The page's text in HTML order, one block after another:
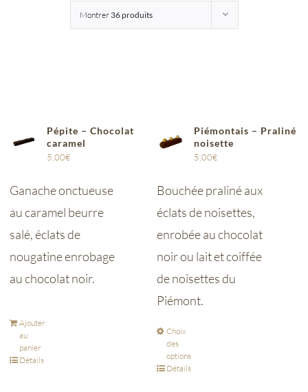
Montrer 36 produits
Pépite – Chocolat
caramel
5,00€
Ganache onctueuse
au caramel beurre
salé, éclats de
nougatine enrobage
au chocolat noir.
Ajouter
au
panier
Détails
Piémontais – Praliné
noisette
5,00€
Bouchée praliné aux
éclats de noisettes,
enrobée au chocolat
noir ou lait et coiffée
de noisettes du
Piémont.
Choix
des
options
Détails